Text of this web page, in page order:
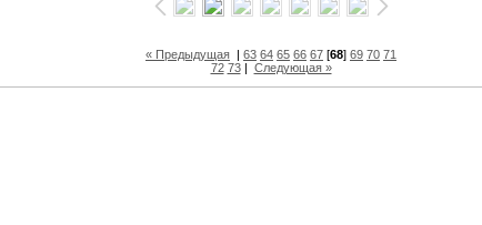
« Предыдущая | 63 64 65 66 67 [68] 69 70 71
72 73| Следующая »